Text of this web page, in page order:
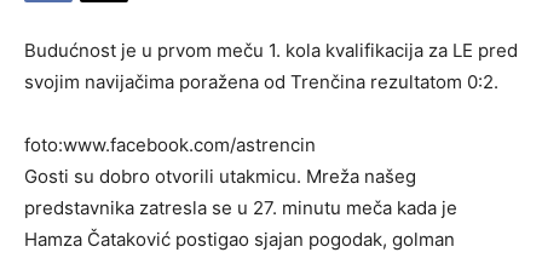
Budućnost je u prvom meču 1. kola kvalifikacija za LE pred
svojim navijačima poražena od Trenčina rezultatom 0:2.
foto:www.facebook.com/astrencin
Gosti su dobro otvorili utakmicu. Mreža našeg
predstavnika zatresla se u 27. minutu meča kada je
Hamza Čataković postigao sjajan pogodak, golman